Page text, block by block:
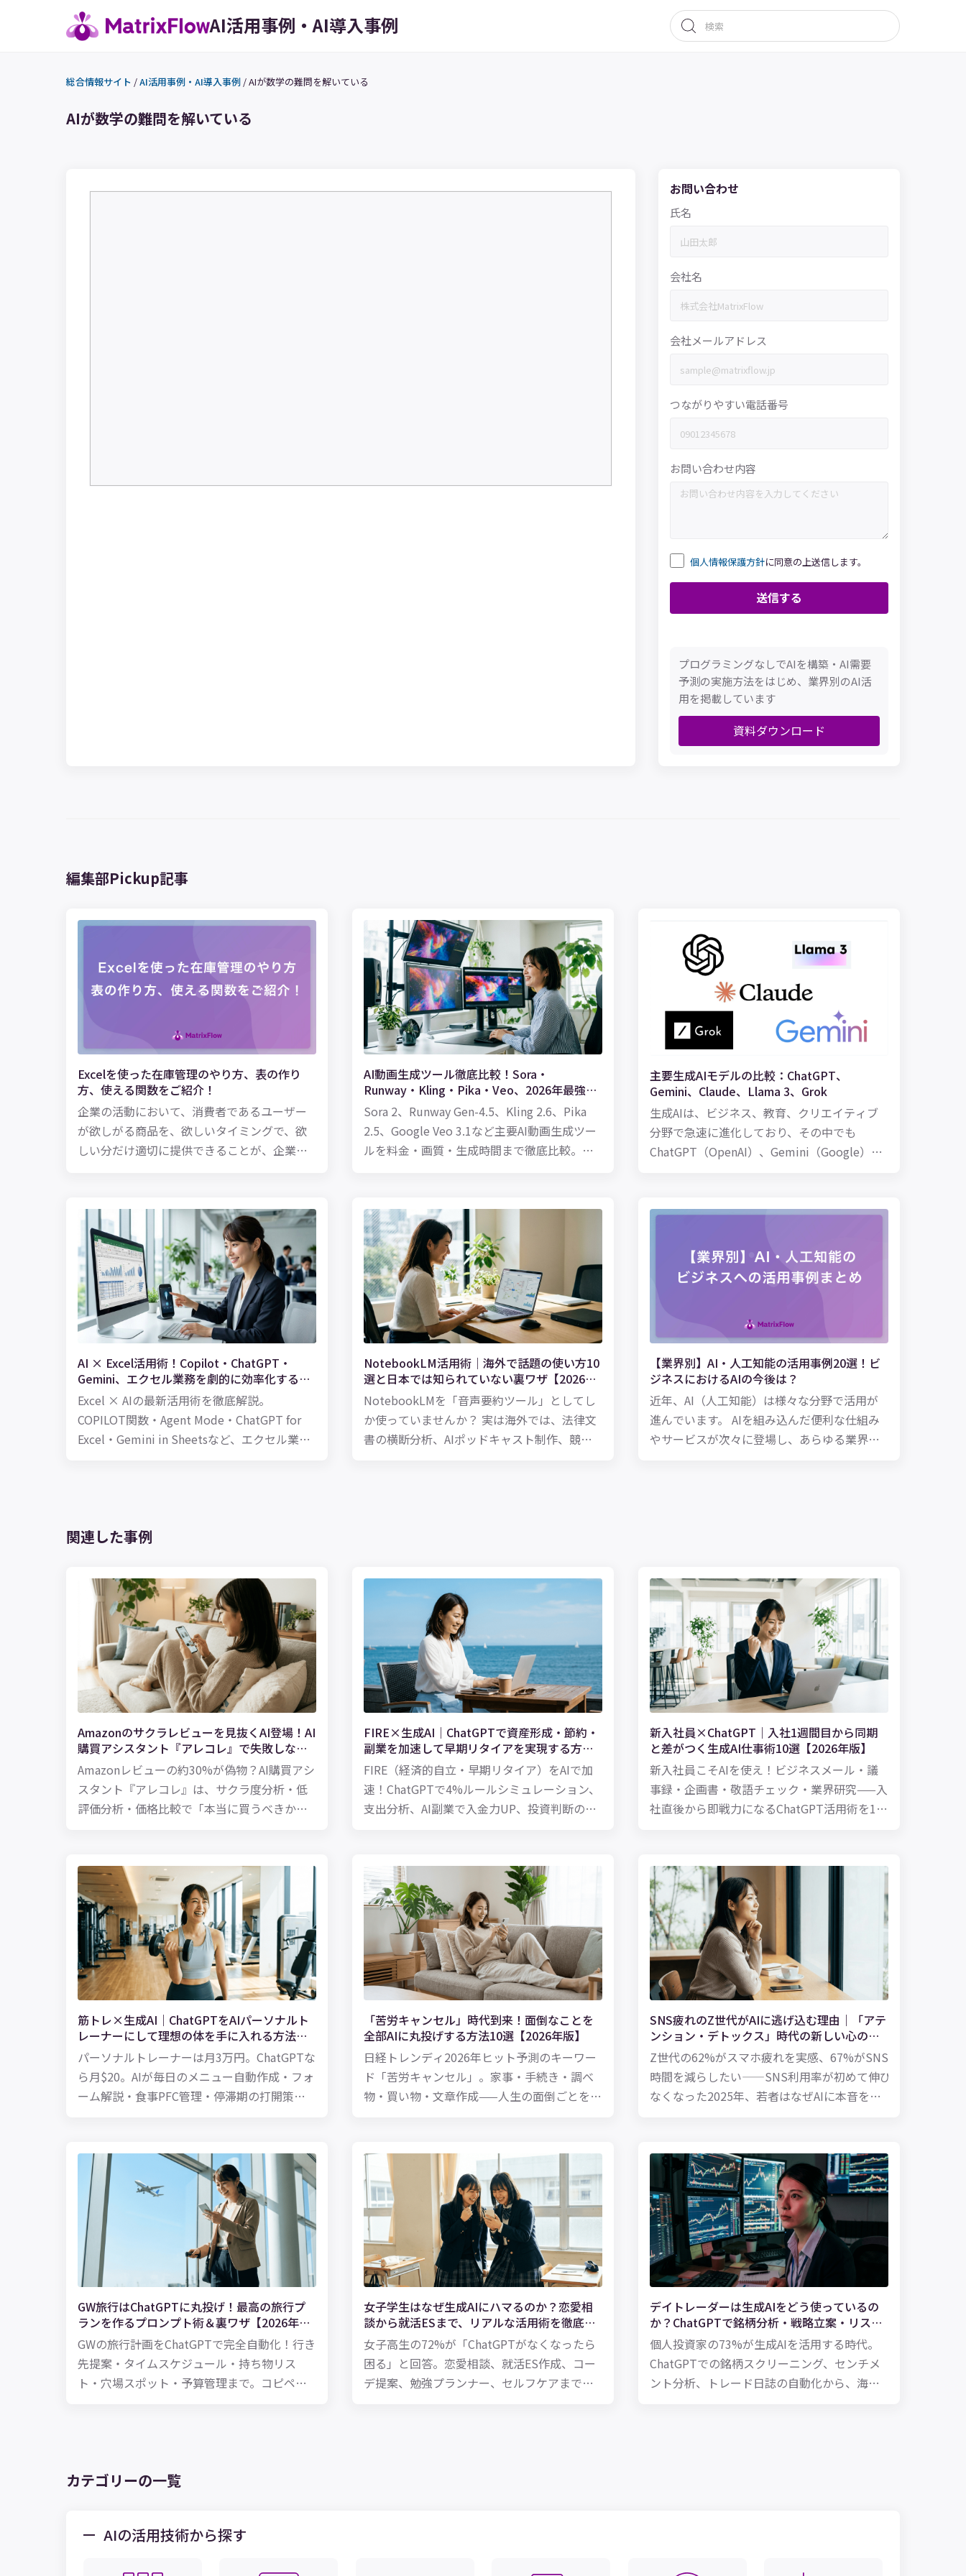
AI活用事例・AI導入事例
総合情報サイト /AI活用事例・AI導入事例 /AIが数学の難問を解いている
AIが数学の難問を解いている
お問い合わせ
氏名
会社名
会社メールアドレス
つながりやすい電話番号
お問い合わせ内容
個人情報保護方針に同意の上送信します。
プログラミングなしでAIを構築・AI需要
予測の実施方法をはじめ、業界別のAI活
用を掲載しています
資料ダウンロード
編集部Pickup記事
Excelを使った在庫管理のやり方、表の作り
方、使える関数をご紹介！
企業の活動において、消費者であるユーザー
が欲しがる商品を、欲しいタイミングで、欲
しい分だけ適切に提供できることが、企業が
いう問いにパーフェクトに答えるのは難しい
とはいえ、ある程度の健全な在庫水準を保
ち、欠品を防止に務めるのは、およそ商品を
扱う企業にとっては共通の使命ともいえるの
でしょう。 適性な在庫水準を保つために必要
となるのが在庫管理表です。 実際に、紙での
在庫管理をしていることも少なくないと思い
ますが、扱う商品などのアイテム数が多い場
合、紙の在庫管理表では管理しきれなくなる
可能性も出てきます。そこで便利でかつ的確
な在庫管理を可能にするのが、Excelです。 本
記事では、Excelを活用した在庫管理の方法に
ついて、在庫管理のやり方、表の作り方、使
AI動画生成ツール徹底比較！Sora・
Runway・Kling・Pika・Veo、2026年最強は
どれ？
Sora 2、Runway Gen-4.5、Kling 2.6、Pika
2.5、Google Veo 3.1など主要AI動画生成ツー
ルを料金・画質・生成時間まで徹底比較。無
ルを選ぶべきかわかりやすく解説します。
主要生成AIモデルの比較：ChatGPT、
Gemini、Claude、Llama 3、Grok
生成AIは、ビジネス、教育、クリエイティブ
分野で急速に進化しており、その中でも
ChatGPT（OpenAI）、Gemini（Google）、
す。本記事では、これらのモデルを以下のポ
AI × Excel活用術！Copilot・ChatGPT・
Gemini、エクセル業務を劇的に効率化する方
法
Excel × AIの最新活用術を徹底解説。
COPILOT関数・Agent Mode・ChatGPT for
Excel・Gemini in Sheetsなど、エクセル業務
NotebookLM活用術｜海外で話題の使い方10
選と日本では知られていない裏ワザ【2026年
最新】
NotebookLMを「音声要約ツール」としてし
か使っていませんか？ 実は海外では、法律文
書の横断分析、AIポッドキャスト制作、競合
語記事では読めない情報を徹底解説します。
【業界別】AI・人工知能の活用事例20選！ビ
ジネスにおけるAIの今後は？
近年、AI（人工知能）は様々な分野で活用が
進んでいます。 AIを組み込んだ便利な仕組み
やサービスが次々に登場し、あらゆる業界で
関連した事例
Amazonのサクラレビューを見抜くAI登場！AI
購買アシスタント『アレコレ』で失敗しない
買い物を
Amazonレビューの約30%が偽物？AI購買アシ
スタント『アレコレ』は、サクラ度分析・低
評価分析・価格比較で「本当に買うべきか」
FIRE×生成AI｜ChatGPTで資産形成・節約・
副業を加速して早期リタイアを実現する方法
【2026年版】
FIRE（経済的自立・早期リタイア）をAIで加
速！ChatGPTで4%ルールシミュレーション、
支出分析、AI副業で入金力UP、投資判断のセ
新入社員×ChatGPT｜入社1週間目から同期
と差がつく生成AI仕事術10選【2026年版】
新入社員こそAIを使え！ビジネスメール・議
事録・企画書・敬語チェック・業界研究——入
社直後から即戦力になるChatGPT活用術を10
筋トレ×生成AI｜ChatGPTをAIパーソナルト
レーナーにして理想の体を手に入れる方法
【2026年版】
パーソナルトレーナーは月3万円。ChatGPTな
ら月$20。AIが毎日のメニュー自動作成・フォ
ーム解説・食事PFC管理・停滞期の打開策ま
「苦労キャンセル」時代到来！面倒なことを
全部AIに丸投げする方法10選【2026年版】
日経トレンディ2026年ヒット予測のキーワー
ド「苦労キャンセル」。家事・手続き・調べ
物・買い物・文章作成——人生の面倒ごとを
SNS疲れのZ世代がAIに逃げ込む理由｜「アテ
ンション・デトックス」時代の新しい心の居
場所【2026年版】
Z世代の62%がスマホ疲れを実感、67%がSNS
時間を減らしたい——SNS利用率が初めて伸び
なくなった2025年、若者はなぜAIに本音を話
GW旅行はChatGPTに丸投げ！最高の旅行プ
ランを作るプロンプト術＆裏ワザ【2026年
版】
GWの旅行計画をChatGPTで完全自動化！行き
先提案・タイムスケジュール・持ち物リス
ト・穴場スポット・予算管理まで。コピペで
女子学生はなぜ生成AIにハマるのか？恋愛相
談から就活ESまで、リアルな活用術を徹底解
説【2026年版】
女子高生の72%が「ChatGPTがなくなったら
困る」と回答。恋愛相談、就活ES作成、コー
デ提案、勉強プランナー、セルフケアまで——
デイトレーダーは生成AIをどう使っているの
か？ChatGPTで銘柄分析・戦略立案・リスク
管理【2026年版】
個人投資家の73%が生成AIを活用する時代。
ChatGPTでの銘柄スクリーニング、センチメ
ント分析、トレード日誌の自動化から、海外
カテゴリーの一覧
AIの活用技術から探す